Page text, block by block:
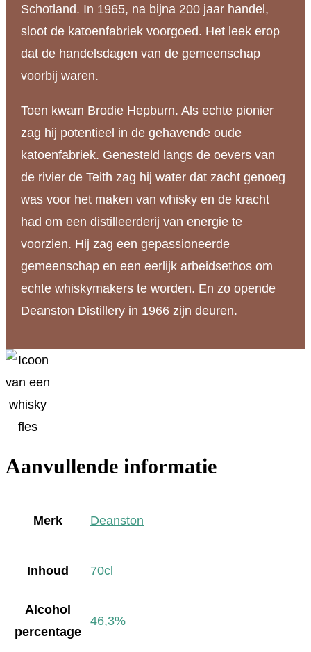
Schotland. In 1965, na bijna 200 jaar handel,
sloot de katoenfabriek voorgoed. Het leek erop
dat de handelsdagen van de gemeenschap
voorbij waren.
Toen kwam Brodie Hepburn. Als echte pionier
zag hij potentieel in de gehavende oude
katoenfabriek. Genesteld langs de oevers van
de rivier de Teith zag hij water dat zacht genoeg
was voor het maken van whisky en de kracht
had om een distilleerderij van energie te
voorzien. Hij zag een gepassioneerde
gemeenschap en een eerlijk arbeidsethos om
echte whiskymakers te worden. En zo opende
Deanston Distillery in 1966 zijn deuren.
Aanvullende informatie
Merk Deanston
Inhoud 70cl
Alcohol
percentage
46,3%